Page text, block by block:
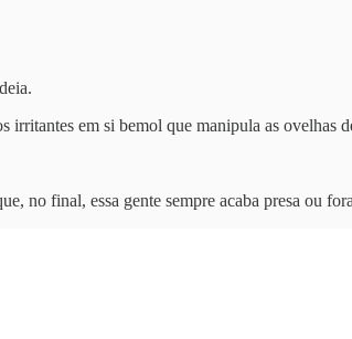
irritantes em si bemol que manipula as ovelhas
no final, essa gente sempre acaba presa ou